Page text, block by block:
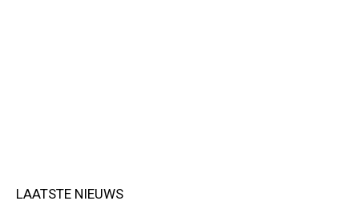
LAATSTE NIEUWS